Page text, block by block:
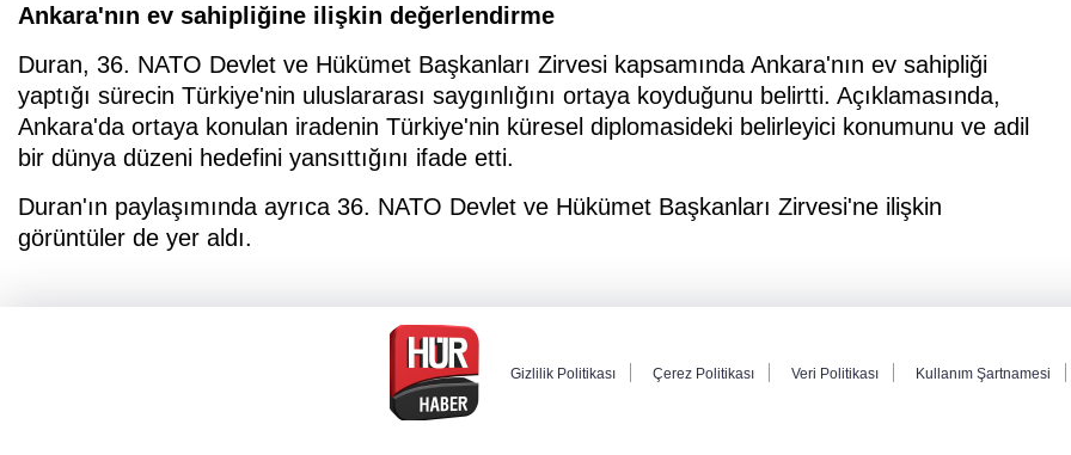
Ankara'nın ev sahipliğine ilişkin değerlendirme
Duran, 36. NATO Devlet ve Hükümet Başkanları Zirvesi kapsamında Ankara'nın ev sahipliği
yaptığı sürecin Türkiye'nin uluslararası saygınlığını ortaya koyduğunu belirtti. Açıklamasında,
Ankara'da ortaya konulan iradenin Türkiye'nin küresel diplomasideki belirleyici konumunu ve adil
bir dünya düzeni hedefini yansıttığını ifade etti.
Duran'ın paylaşımında ayrıca 36. NATO Devlet ve Hükümet Başkanları Zirvesi'ne ilişkin
görüntüler de yer aldı.
Gizlilik Politikası Çerez Politikası Veri Politikası Kullanım Şartnamesi